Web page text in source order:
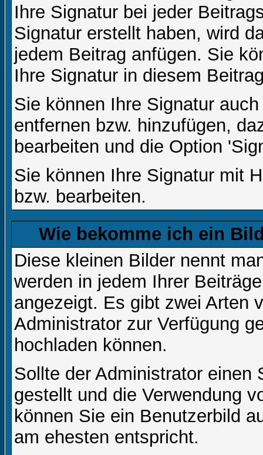
Ihre Signatur bei jeder
Signatur erstellt haben, wird
jedem Beitrag anfügen. Sie
Ihre Signatur in diesem
Sie können Ihre Signatur
entfernen bzw. hinzufügen,
bearbeiten und die Option
Sie können Ihre Signatur mit
bzw. bearbeiten.
Wie bekomme ich ein
Diese kleinen Bilder nennt
werden in jedem Ihrer
angezeigt. Es gibt zwei Arten
Administrator zur Verfügung
hochladen können.
Sollte der Administrator einen
gestellt und die Verwendung
können Sie ein Benutzerbild
am ehesten entspricht.